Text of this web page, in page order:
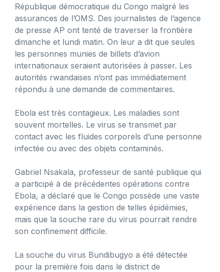
République démocratique du Congo malgré les
assurances de l’OMS. Des journalistes de l’agence
de presse AP ont tenté de traverser la frontière
dimanche et lundi matin. On leur a dit que seules
les personnes munies de billets d’avion
internationaux seraient autorisées à passer. Les
autorités rwandaises n’ont pas immédiatement
répondu à une demande de commentaires.
Ebola est très contagieux. Les maladies sont
souvent mortelles. Le virus se transmet par
contact avec les fluides corporels d’une personne
infectée ou avec des objets contaminés.
Gabriel Nsakala, professeur de santé publique qui
a participé à de précédentes opérations contre
Ebola, a déclaré que le Congo possède une vaste
expérience dans la gestion de telles épidémies,
mais que la souche rare du virus pourrait rendre
son confinement difficile.
La souche du virus Bundibugyo a été détectée
pour la première fois dans le district de